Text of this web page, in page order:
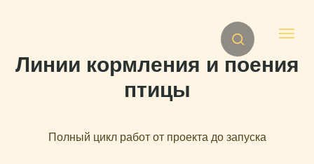
Линии кормления и поения
птицы
Полный цикл работ от проекта до запуска